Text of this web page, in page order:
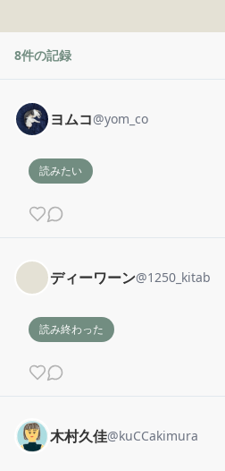
8件の記録
ヨムコ@yom_co
読みたい
ディーワーン@1250_kitab
読み終わった
木村久佳@kuCCakimura